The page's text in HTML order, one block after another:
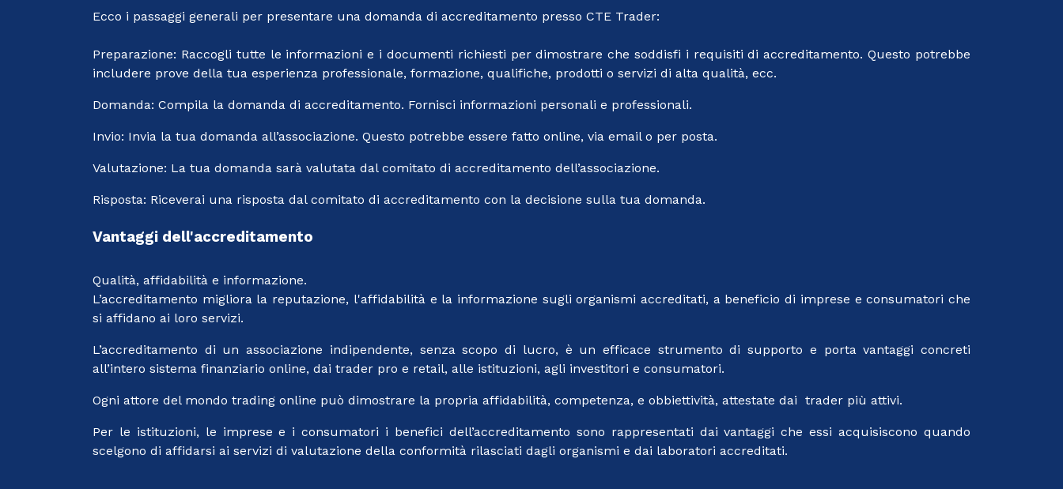
Ecco i passaggi generali per presentare una domanda di accreditamento presso CTE Trader:
Preparazione: Raccogli tutte le informazioni e i documenti richiesti per dimostrare che soddisfi i requisiti di accreditamento. Questo potrebbe
includere prove della tua esperienza professionale, formazione, qualifiche, prodotti o servizi di alta qualità, ecc.
Domanda: Compila la domanda di accreditamento. Fornisci informazioni personali e professionali.
Invio: Invia la tua domanda all’associazione. Questo potrebbe essere fatto online, via email o per posta.
Valutazione: La tua domanda sarà valutata dal comitato di accreditamento dell’associazione.
Risposta: Riceverai una risposta dal comitato di accreditamento con la decisione sulla tua domanda.
Vantaggi dell'accreditamento
Qualità, affidabilità e informazione.
L’accreditamento migliora la reputazione, l'affidabilità e la informazione sugli organismi accreditati, a beneficio di imprese e consumatori che
si affidano ai loro servizi.
L’accreditamento di un associazione indipendente, senza scopo di lucro, è un efficace strumento di supporto e porta vantaggi concreti
all’intero sistema finanziario online, dai trader pro e retail, alle istituzioni, agli investitori e consumatori.
Ogni attore del mondo trading online può dimostrare la propria affidabilità, competenza, e obbiettività, attestate dai trader più attivi.
Per le istituzioni, le imprese e i consumatori i benefici dell’accreditamento sono rappresentati dai vantaggi che essi acquisiscono quando
scelgono di affidarsi ai servizi di valutazione della conformità rilasciati dagli organismi e dai laboratori accreditati.